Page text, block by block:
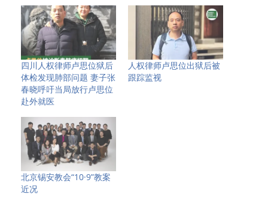
四川人权律师卢思位狱后
体检发现肺部问题 妻子张
春晓呼吁当局放行卢思位
赴外就医
人权律师卢思位出狱后被
跟踪监视
北京锡安教会“10·9”教案
近况